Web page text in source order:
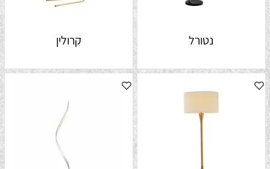
נטורל קרולין